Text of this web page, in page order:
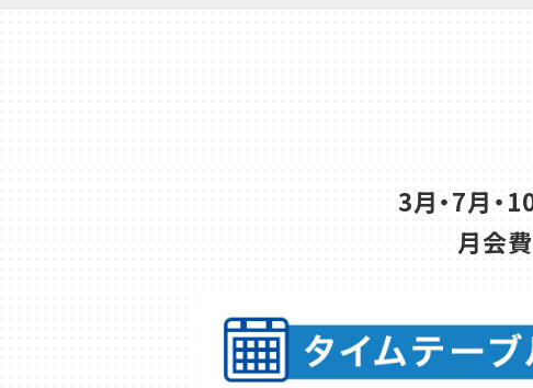
3月・7月・
月会